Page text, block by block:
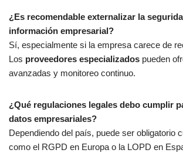
¿Es recomendable externalizar la
información empresarial?
Sí, especialmente si la empresa carece de
Los proveedores especializados pueden
avanzadas y monitoreo continuo.
¿Qué regulaciones legales debo cumplir
datos empresariales?
Dependiendo del país, puede ser obligatorio
como el RGPD en Europa o la LOPD en